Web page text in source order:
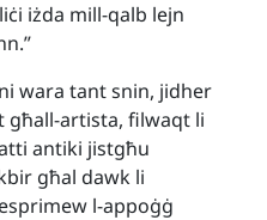
iżda mill-qalb lejn
wara tant snin, jidher
għall-artista, filwaqt li
antiki jistgħu
għal dawk li
l-appoġġ